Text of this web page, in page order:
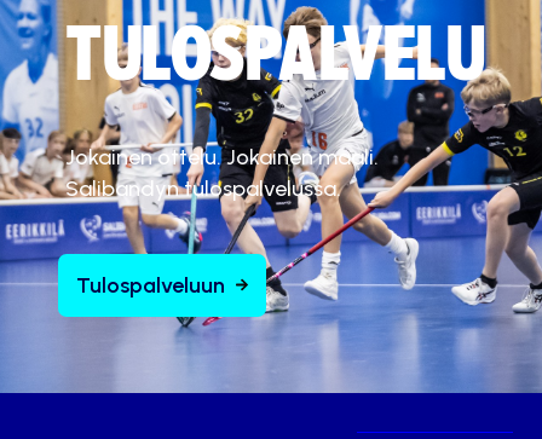
TULOSPALVELU
Jokainen ottelu. Jokainen maali.
Salibandyn tulospalvelussa.
Tulospalveluun